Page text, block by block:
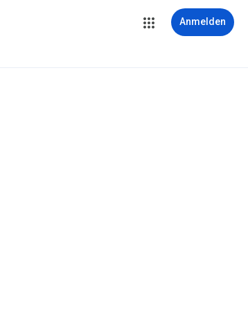
Anmelden